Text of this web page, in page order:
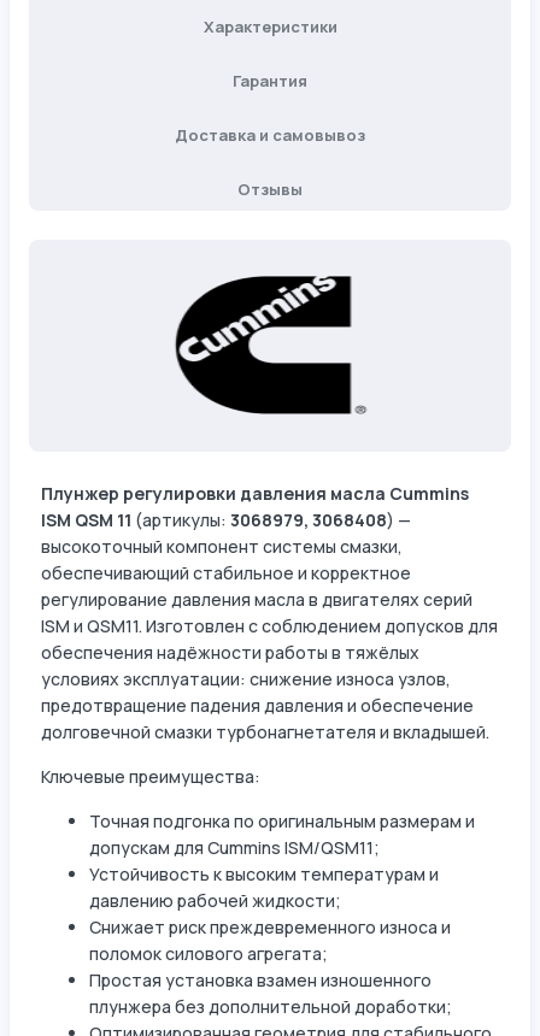
Характеристики
Гарантия
Доставка и самовывоз
Отзывы
Плунжер регулировки давления масла Cummins
ISM QSM 11 (артикулы: 3068979, 3068408) —
высокоточный компонент системы смазки,
обеспечивающий стабильное и корректное
регулирование давления масла в двигателях серий
ISM и QSM11. Изготовлен с соблюдением допусков для
обеспечения надёжности работы в тяжёлых
условиях эксплуатации: снижение износа узлов,
предотвращение падения давления и обеспечение
долговечной смазки турбонагнетателя и вкладышей.
Ключевые преимущества:
Точная подгонка по оригинальным размерам и
допускам для Cummins ISM/QSM11;
Устойчивость к высоким температурам и
давлению рабочей жидкости;
Снижает риск преждевременного износа и
поломок силового агрегата;
Простая установка взамен изношенного
плунжера без дополнительной доработки;